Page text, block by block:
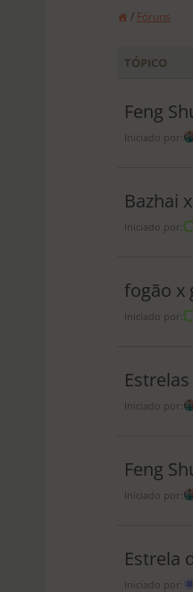
/ Fóruns
TÓPICO
Feng
Iniciado por:
Bazhai
Iniciado por:
fogão x
Iniciado por:
Iniciado por:
Feng
Iniciado por:
Estrela
Iniciado por: